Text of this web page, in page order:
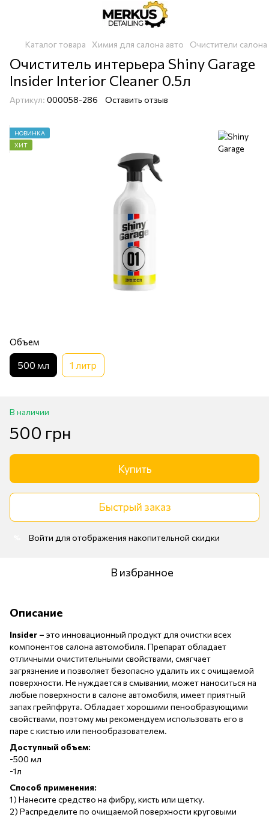
Каталог товара Химия для салона авто Очистители салона
Очиститель интерьера Shiny Garage
Insider Interior Cleaner 0.5л
Артикул: 000058-286 Оставить отзыв
НОВИНКА
ХИТ
Объем
500 мл 1 литр
В наличии
500 грн
Купить
Быстрый заказ
Войти для отображения накопительной скидки
В избранное
Описание
Insider – это инновационный продукт для очистки всех
компонентов салона автомобиля. Препарат обладает
отличными очистительными свойствами, смягчает
загрязнение и позволяет безопасно удалить их с очищаемой
поверхности. Не нуждается в смывании, может наноситься на
любые поверхности в салоне автомобиля, имеет приятный
запах грейпфрута. Обладает хорошими пенообразующими
свойствами, поэтому мы рекомендуем использовать его в
паре с кистью или пенообразователем.
Доступный объем:
-500 мл
-1л
Способ применения:
1) Нанесите средство на фибру, кисть или щетку.
2) Распределите по очищаемой поверхности круговыми